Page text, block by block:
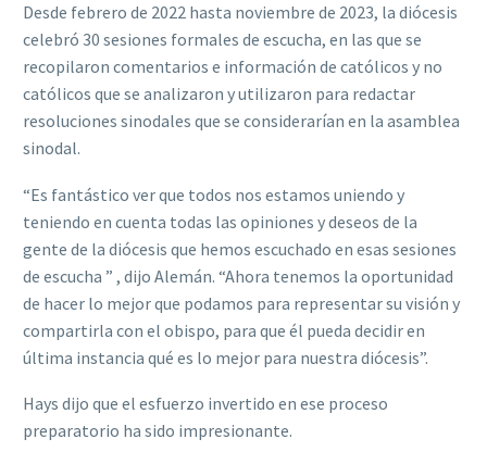
Desde febrero de 2022 hasta noviembre de 2023, la diócesis
celebró 30 sesiones formales de escucha, en las que se
recopilaron comentarios e información de católicos y no
católicos que se analizaron y utilizaron para redactar
resoluciones sinodales que se considerarían en la asamblea
sinodal.
“Es fantástico ver que todos nos estamos uniendo y
teniendo en cuenta todas las opiniones y deseos de la
gente de la diócesis que hemos escuchado en esas sesiones
de escucha ” , dijo Alemán. “Ahora tenemos la oportunidad
de hacer lo mejor que podamos para representar su visión y
compartirla con el obispo, para que él pueda decidir en
última instancia qué es lo mejor para nuestra diócesis”.
Hays dijo que el esfuerzo invertido en ese proceso
preparatorio ha sido impresionante.